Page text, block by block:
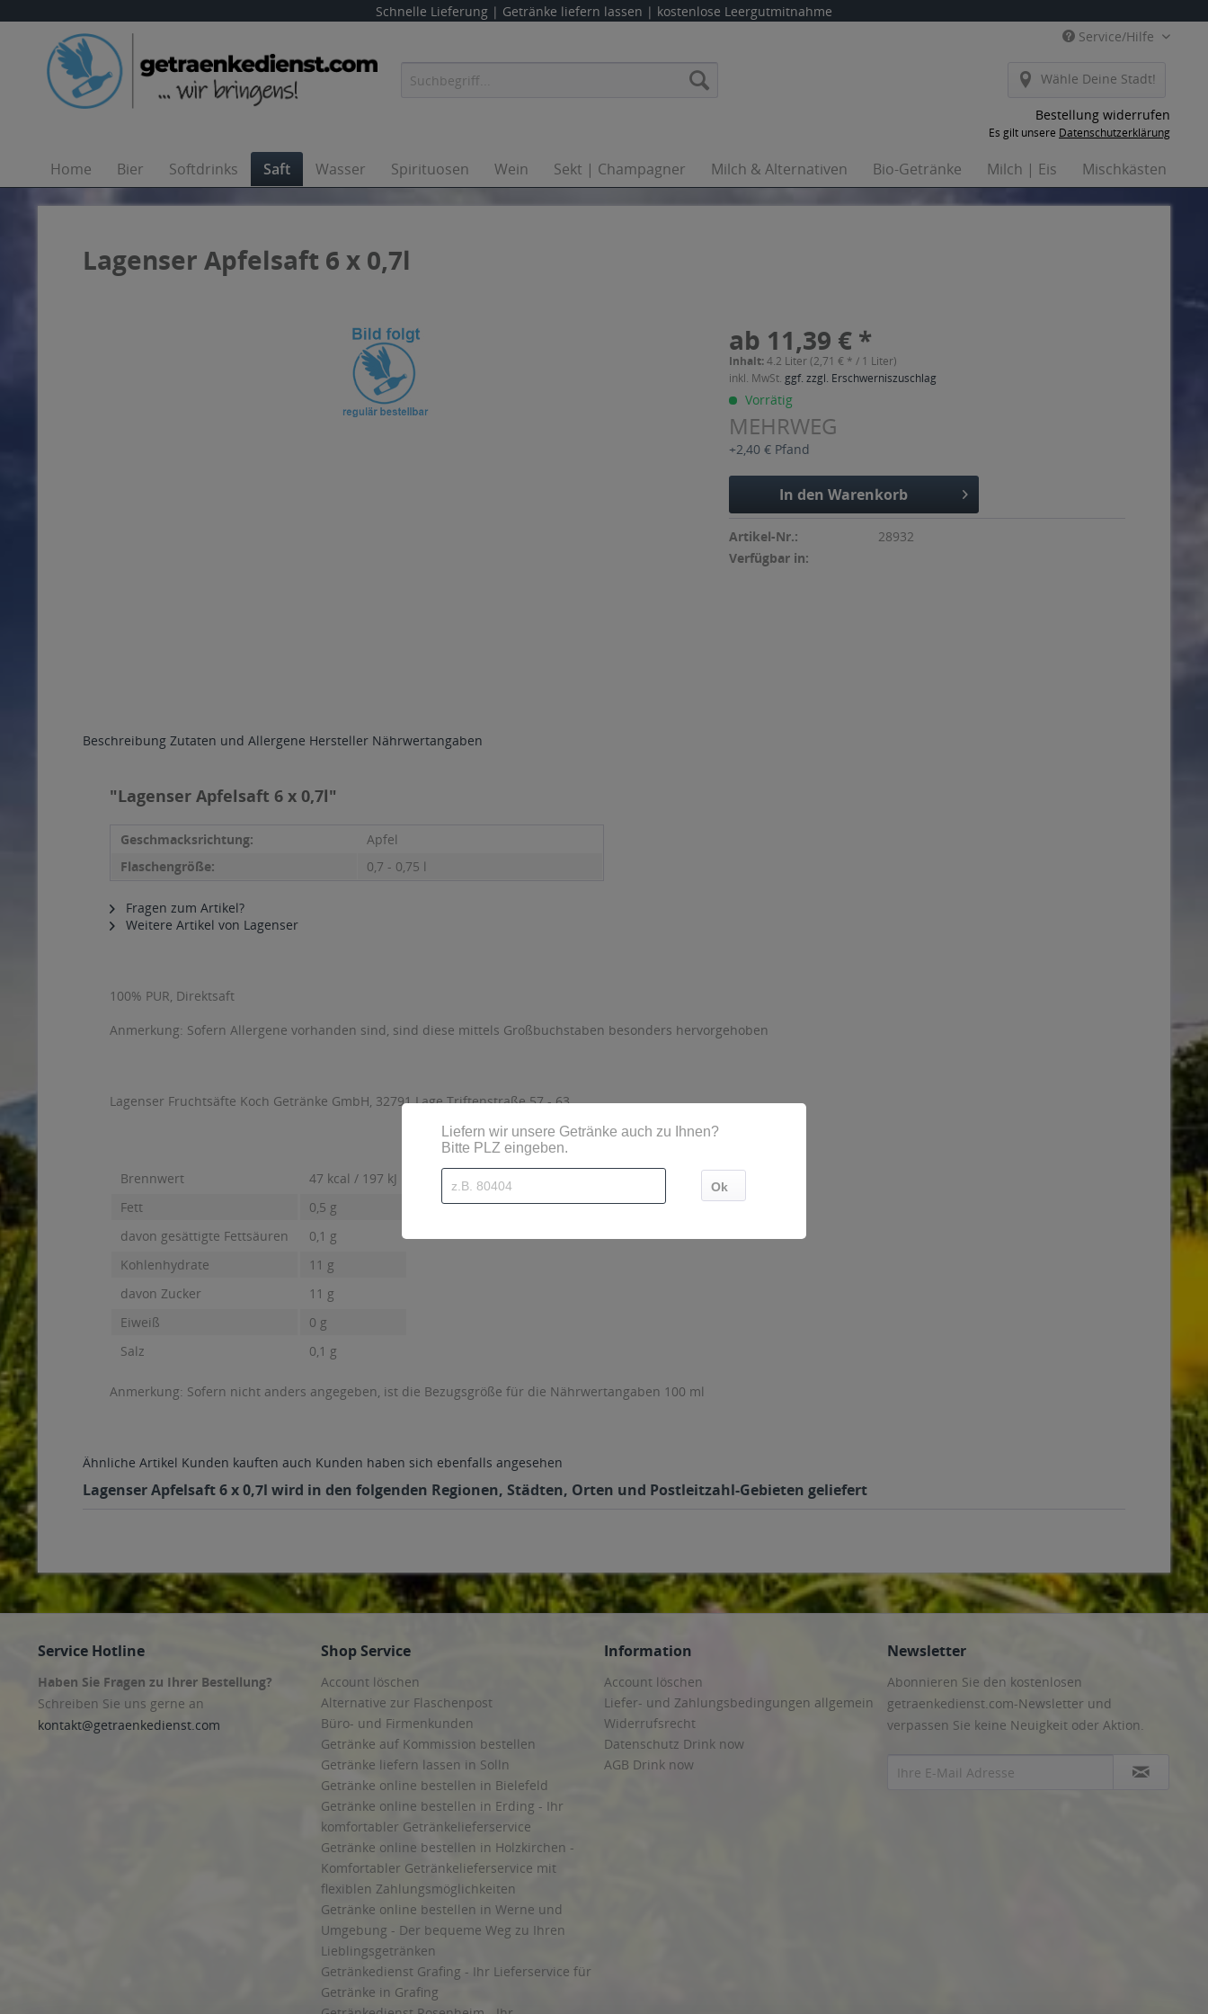
Schnelle Lieferung | Getränke liefern lassen | kostenlose Leergutmitnahme
Service/Hilfe
Wähle Deine Stadt!
Bestellung widerrufen
Es gilt unsere Datenschutzerklärung
Home Bier Softdrinks Saft Wasser Spirituosen Wein Sekt | Champagner Milch & Alternativen Bio-Getränke Milch | Eis Mischkästen
Lagenser Apfelsaft 6 x 0,7l
ab 11,39 € *
Inhalt:4.2 Liter (2,71 € * / 1 Liter)
inkl. MwSt. ggf. zzgl. Erschwerniszuschlag
Vorrätig
MEHRWEG
+2,40 € Pfand
In den Warenkorb
Artikel-Nr.:
28932
Verfügbar in:
Beschreibung Zutaten und Allergene Hersteller Nährwertangaben
"Lagenser Apfelsaft 6 x 0,7l"
Geschmacksrichtung:
Apfel
Flaschengröße:
0,7 - 0,75 l
Fragen zum Artikel?
Weitere Artikel von Lagenser
100% PUR, Direktsaft
Anmerkung: Sofern Allergene vorhanden sind, sind diese mittels Großbuchstaben besonders hervorgehoben
Lagenser Fruchtsäfte Koch Getränke GmbH, 32791 Lage Triftenstraße 57 - 63
Brennwert
47 kcal / 197 kJ
Fett
0,5 g
davon gesättigte Fettsäuren
0,1 g
Kohlenhydrate
11 g
davon Zucker
11 g
Eiweiß
0 g
Salz
0,1 g
Anmerkung: Sofern nicht anders angegeben, ist die Bezugsgröße für die Nährwertangaben 100 ml
Ähnliche Artikel Kunden kauften auch Kunden haben sich ebenfalls angesehen
Lagenser Apfelsaft 6 x 0,7l wird in den folgenden Regionen, Städten, Orten und Postleitzahl-Gebieten geliefert
Service Hotline
Haben Sie Fragen zu Ihrer Bestellung?
Schreiben Sie uns gerne an
kontakt@getraenkedienst.com
Shop Service
Account löschen
Alternative zur Flaschenpost
Büro- und Firmenkunden
Getränke auf Kommission bestellen
Getränke liefern lassen in Solln
Getränke online bestellen in Bielefeld
Getränke online bestellen in Erding - Ihr
komfortabler Getränkelieferservice
Getränke online bestellen in Holzkirchen -
Komfortabler Getränkelieferservice mit
flexiblen Zahlungsmöglichkeiten
Getränke online bestellen in Werne und
Umgebung - Der bequeme Weg zu Ihren
Lieblingsgetränken
Getränkedienst Grafing - Ihr Lieferservice für
Getränke in Grafing
Information
Account löschen
Liefer- und Zahlungsbedingungen allgemein
Widerrufsrecht
Datenschutz Drink now
AGB Drink now
Newsletter
Abonnieren Sie den kostenlosen
getraenkedienst.com-Newsletter und
verpassen Sie keine Neuigkeit oder Aktion.